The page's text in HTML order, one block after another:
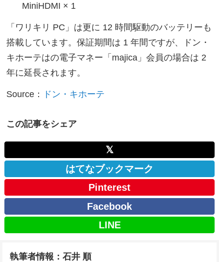
MiniHDMI × 1
「ワリキリ PC」は更に 12 時間駆動のバッテリーも
搭載しています。保証期間は 1 年間ですが、ドン・
キホーテはの電子マネー「majica」会員の場合は 2
年に延長されます。
Source： ドン・キホーテ
この記事をシェア
𝕏
はてなブックマーク
Pinterest
Facebook
LINE
執筆者情報：石井 順